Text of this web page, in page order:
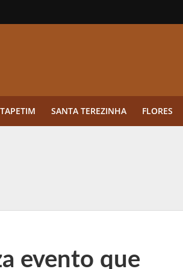
SANTA TEREZINHA FLORES
multiplicadores
evento que